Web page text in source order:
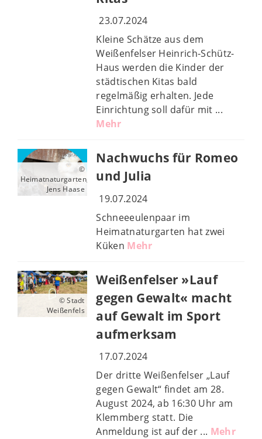
23.07.2024
Kleine Schätze aus dem
Weißenfelser Heinrich-Schütz-
Haus werden die Kinder der
städtischen Kitas bald
regelmäßig erhalten. Jede
Einrichtung soll dafür mit ...
Mehr
©
Heimatnaturgarten,
Jens Haase
Nachwuchs für Romeo
und Julia
19.07.2024
Schneeeulenpaar im
Heimatnaturgarten hat zwei
Küken Mehr
© Stadt
Weißenfels
Weißenfelser »Lauf
gegen Gewalt« macht
auf Gewalt im Sport
aufmerksam
17.07.2024
Der dritte Weißenfelser „Lauf
gegen Gewalt“ findet am 28.
August 2024, ab 16:30 Uhr am
Klemmberg statt. Die
Anmeldung ist auf der ... Mehr